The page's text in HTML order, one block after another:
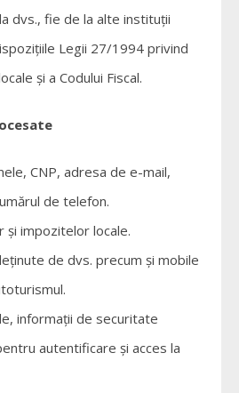
dvs., fie de la alte instituții
Legii 27/1994 privind
și a Codului Fiscal.
CNP, adresa de e-mail,
de telefon.
și impozitelor locale.
de dvs. precum și mobile
informații de securitate
autentificare și acces la